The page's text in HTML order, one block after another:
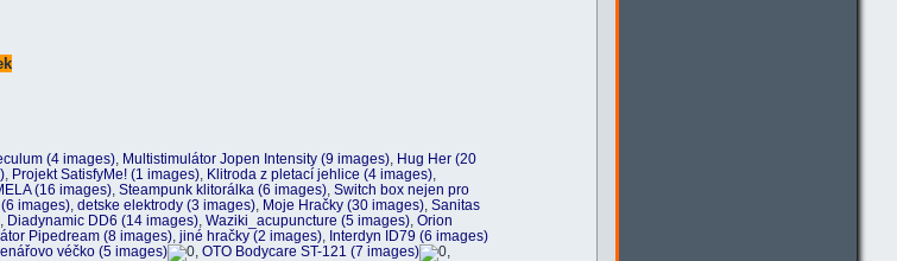
(4 images), Multistimulátor Jopen Intensity (9 images), Hug Her (20
, Projekt SatisfyMe! (1 images), Klitroda z pletací jehlice (4 images),
(16 images), Steampunk klitorálka (6 images), Switch box nejen pro
images), detske elektrody (3 images), Moje Hračky (30 images), Sanitas
, Diadynamic DD6 (14 images), Waziki_acupuncture (5 images), Orion
Pipedream (8 images), jiné hračky (2 images), Interdyn ID79 (6 images)
véčko (5 images) , OTO Bodycare ST-121 (7 images)
,